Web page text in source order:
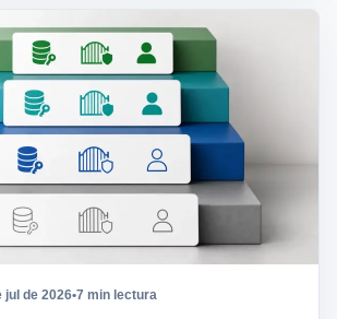
jul de 2026•7 min lectura